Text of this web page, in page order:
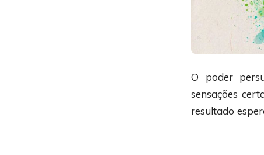
O poder
sensações
resultado